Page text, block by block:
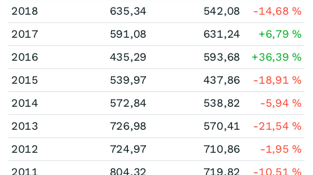
2018
635,34 542,08 -14,68%
2017
591,08 631,24 +6,79%
2016
435,29 593,68 +36,39%
2015
539,97 437,86 -18,91%
2014
572,84 538,82 -5,94%
2013
726,98 570,41 -21,54%
2012
724,97 710,86 -1,95%
2011
804,32 719,82 -10,51%